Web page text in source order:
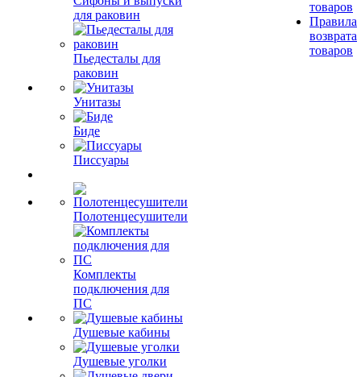
для раковин
Пьедесталы для
раковин
Унитазы
Биде
Писсуары
Полотенцесушители
Комплекты
подключения для
ПС
Душевые кабины
Душевые уголки
товаров
Правила
возврата
товаров